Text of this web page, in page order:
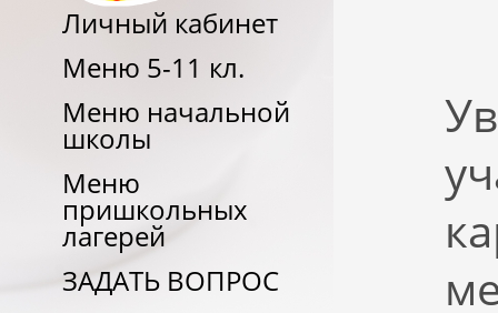
Личный кабинет
Меню 5-11 кл.
Меню начальной
школы
Меню
пришкольных
лагерей
ЗАДАТЬ ВОПРОС